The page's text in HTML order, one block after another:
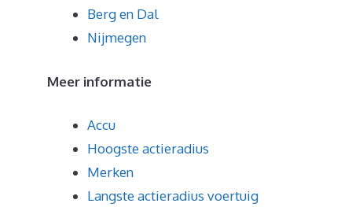
Berg en Dal
Nijmegen
Meer informatie
Accu
Hoogste actieradius
Merken
Langste actieradius voertuig